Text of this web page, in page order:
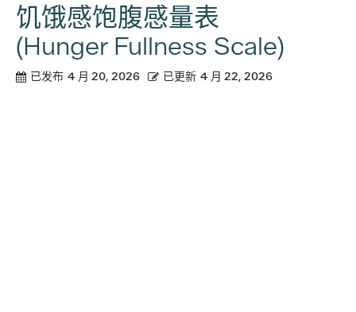
饥饿感饱腹感量表
(Hunger Fullness Scale)
已发布 4 月 20, 2026 已更新 4 月 22, 2026